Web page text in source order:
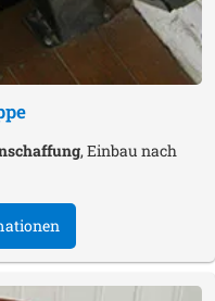
, Einbau nach